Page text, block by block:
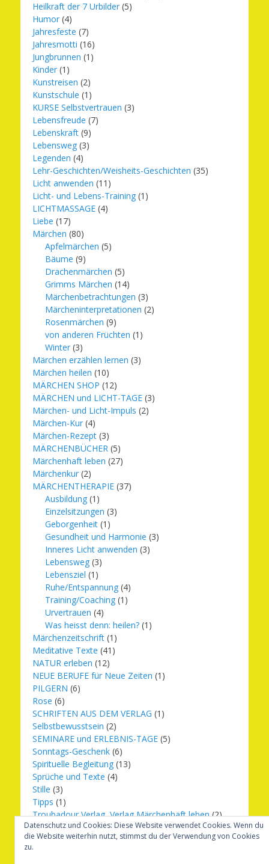
Heilkraft der 7 Urbilder (5)
Humor (4)
Jahresfeste (7)
Jahresmotti (16)
Jungbrunnen (1)
Kinder (1)
Kunstreisen (2)
Kunstschule (1)
KURSE Selbstvertrauen (3)
Lebensfreude (7)
Lebenskraft (9)
Lebensweg (3)
Legenden (4)
Lehr-Geschichten/Weisheits-Geschichten (35)
Licht anwenden (11)
Licht- und Lebens-Training (1)
LICHTMASSAGE (4)
Liebe (17)
Märchen (80)
Apfelmärchen (5)
Bäume (9)
Drachenmärchen (5)
Grimms Märchen (14)
Märchenbetrachtungen (3)
Märcheninterpretationen (2)
Rosenmärchen (9)
von anderen Früchten (1)
Winter (3)
Märchen erzählen lernen (3)
Märchen heilen (10)
MÄRCHEN SHOP (12)
MÄRCHEN und LICHT-TAGE (3)
Märchen- und Licht-Impuls (2)
Märchen-Kur (4)
Märchen-Rezept (3)
MÄRCHENBÜCHER (5)
Märchenhaft leben (27)
Märchenkur (2)
MÄRCHENTHERAPIE (37)
Ausbildung (1)
Einzelsitzungen (3)
Geborgenheit (1)
Gesundheit und Harmonie (3)
Inneres Licht anwenden (3)
Lebensweg (3)
Lebensziel (1)
Ruhe/Entspannung (4)
Training/Coaching (1)
Urvertrauen (4)
Was heisst denn: heilen? (1)
Märchenzeitschrift (1)
Meditative Texte (41)
NATUR erleben (12)
NEUE BERUFE für Neue Zeiten (1)
PILGERN (6)
Rose (6)
SCHRIFTEN AUS DEM VERLAG (1)
Selbstbewusstsein (2)
SEMINARE und ERLEBNIS-TAGE (5)
Sonntags-Geschenk (6)
Spirituelle Begleitung (13)
Sprüche und Texte (4)
Stille (3)
Tipps (1)
Troubadour Verlag, Verlag Märchenhaft leben(2)
Übungen (1)
Urbilder(20)
Verlag Märchenhaft leben
Datenschutz und Cookies: Diese Website verwendet Cookies. Wenn du
die Website weiterhin nutzt, stimmst du der Verwendung von Cookies
zu.